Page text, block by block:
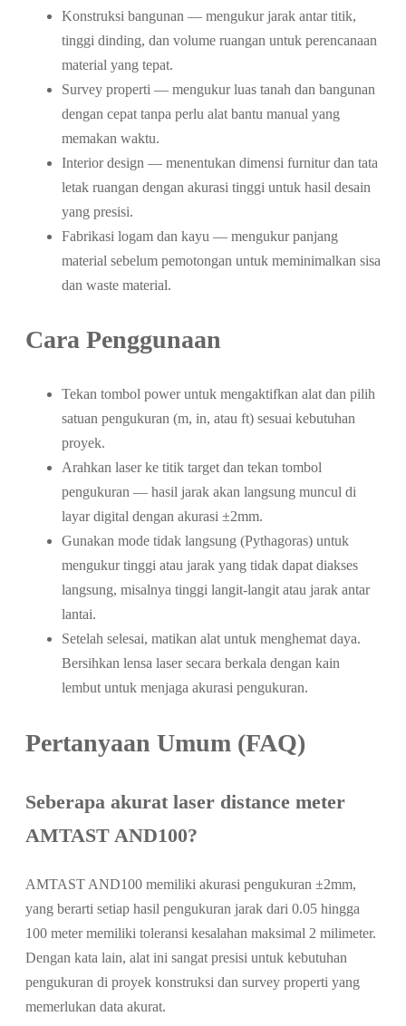
Konstruksi bangunan — mengukur jarak antar titik,
tinggi dinding, dan volume ruangan untuk perencanaan
material yang tepat.
Survey properti — mengukur luas tanah dan bangunan
dengan cepat tanpa perlu alat bantu manual yang
memakan waktu.
Interior design — menentukan dimensi furnitur dan tata
letak ruangan dengan akurasi tinggi untuk hasil desain
yang presisi.
Fabrikasi logam dan kayu — mengukur panjang
material sebelum pemotongan untuk meminimalkan sisa
dan waste material.
Cara Penggunaan
Tekan tombol power untuk mengaktifkan alat dan pilih
satuan pengukuran (m, in, atau ft) sesuai kebutuhan
proyek.
Arahkan laser ke titik target dan tekan tombol
pengukuran — hasil jarak akan langsung muncul di
layar digital dengan akurasi ±2mm.
Gunakan mode tidak langsung (Pythagoras) untuk
mengukur tinggi atau jarak yang tidak dapat diakses
langsung, misalnya tinggi langit-langit atau jarak antar
lantai.
Setelah selesai, matikan alat untuk menghemat daya.
Bersihkan lensa laser secara berkala dengan kain
lembut untuk menjaga akurasi pengukuran.
Pertanyaan Umum (FAQ)
Seberapa akurat laser distance meter
AMTAST AND100?
AMTAST AND100 memiliki akurasi pengukuran ±2mm,
yang berarti setiap hasil pengukuran jarak dari 0.05 hingga
100 meter memiliki toleransi kesalahan maksimal 2 milimeter.
Dengan kata lain, alat ini sangat presisi untuk kebutuhan
pengukuran di proyek konstruksi dan survey properti yang
memerlukan data akurat.